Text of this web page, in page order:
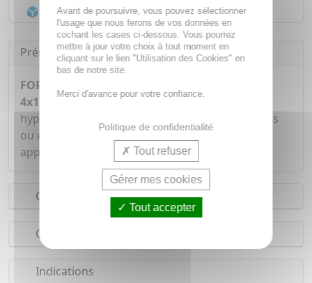
Acheminement Chronoposten 24h*
Présentation
FORTIMEL Protein Arôme Pêche Mangue
4x125mlest un complément alimentaire
hyperprotéiné destinée aux personnes dénutries
ou en voie de dénutrition. Chaque bouteille
apporte 29 grammes de protéines.
Conseils d'utilisation
Composition
Indications
Avant de poursuivre, vous pouvez sélectionner
l'usage que nous ferons de vos données en
cochant les cases ci-dessous. Vous pourrez
mettre à jour votre choix à tout moment en
cliquant sur le lien "Utilisation des Cookies" en
bas de notre site.
Merci d'avance pour votre confiance.
Politique de confidentialité
Tout refuser
Gérer mes cookies
Tout accepter